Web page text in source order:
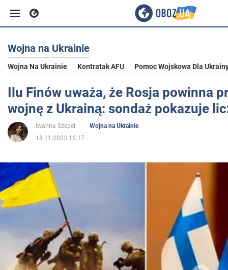
Biznes
Sport
Rozrywka
Polityka
Społeczeństwo
Wojna na Ukrainie
Wojna na Ukrainie
Wojna Na Ukrainie Kontratak AFU Pomoc Wojskowa Dla
Ilu Finów uważa, że Rosja powinna
wojnę z Ukrainą: sondaż pokazuje
Iwanna Szepel
Wojna na Ukrainie
18.11.2023 16:17